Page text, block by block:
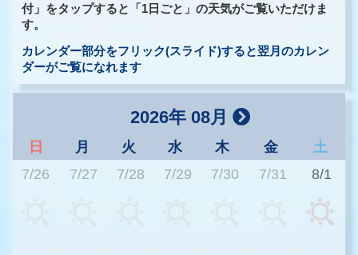
付」をタップすると「1日ごと」の天気がご覧いただけま
す。
カレンダー部分をフリック(スライド)すると翌月のカレン
ダーがご覧になれます
2026年 08月
日 月 火 水 木 金
土
7/26
7/27 7/28 7/29 7/30 7/31 8/1